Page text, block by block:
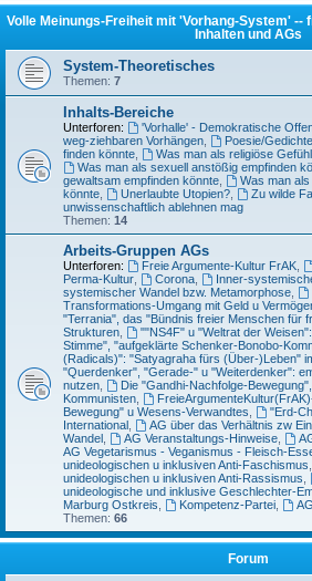
Volle Meinungs-Freiheit mit 'Vorhang-System' --
Inhalten und AGs
System-Theoretisches
Themen: 7
Inhalts-Bereiche
Unterforen: 'Vorhalle' - Demokratische
weg-ziehbaren Vorhängen
Poesie/Gedichte
finden könnte
Was man als religiöse
Was man als sexuell anstößig empfinden
gewaltsam empfinden könnte
Was man
könnte
Unerlaubte Utopien?, Zu wilde
unwissenschaftlich ablehnen mag
Themen: 14
Arbeits-Gruppen AGs
Unterforen: Freie Argumente-Kultur FrAK,
Perma-Kultur
Corona, Inner-
systemischer Wandel bzw. Metamorphose
Transformations-Umgang mit Geld u
"Terrania", das "Bündnis freier Menschen für
Strukturen
""NS4F" u "Weltrat der
Stimme", "aufgeklärte Schenker-Bonobo-
(Radicals)": "Satyagraha fürs (Über-)Leben"
"Querdenker", "Gerade-" u "Weiterdenker":
nutzen
Die "Gandhi-Nachfolge-
Kommunisten
Bewegung" u Wesens-Verwandtes
"Erd-
International
AG über das Verhältnis zw
Wandel
AG Veranstaltungs-Hinweise,
AG Vegetarismus - Veganismus - Fleisch-
unideologischen u inklusiven Anti-Faschismus
unideologischen u inklusiven Anti-Rassismus
unideologische und inklusive Geschlechter-
Marburg Ostkreis
Kompetenz-Partei,
Themen: 66
Forum